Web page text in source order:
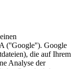
(''Google''). Google
die auf Ihrem
Analyse der